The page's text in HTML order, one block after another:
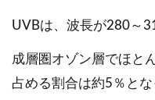
UVBは、波長が280～
成層圏オゾン層でほと
占める割合は約5％とな